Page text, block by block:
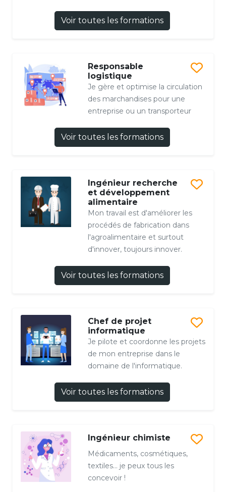
Voir toutes les formations
Responsable
logistique
Je gère et optimise la circulation
des marchandises pour une
entreprise ou un transporteur
Voir toutes les formations
Ingénieur recherche
et développement
alimentaire
Mon travail est d'améliorer les
procédés de fabrication dans
l'agroalimentaire et surtout
d'innover, toujours innover.
Voir toutes les formations
Chef de projet
informatique
Je pilote et coordonne les projets
de mon entreprise dans le
domaine de l'informatique.
Voir toutes les formations
Ingénieur chimiste
Médicaments, cosmétiques,
textiles… je peux tous les
concevoir !